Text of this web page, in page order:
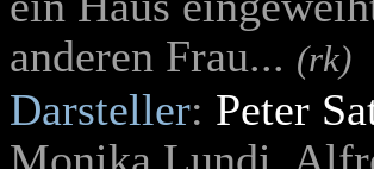
anderen Frau... (rk)
Darsteller: Peter